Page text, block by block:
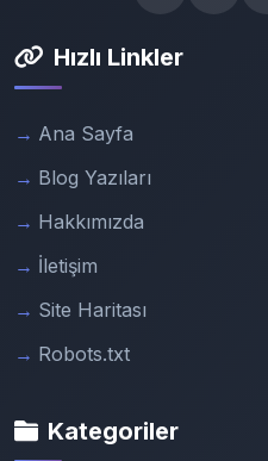
Hızlı Linkler
Ana Sayfa
Blog Yazıları
Hakkımızda
İletişim
Site Haritası
Robots.txt
Kategoriler